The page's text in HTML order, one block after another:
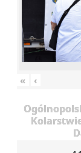
« ‹